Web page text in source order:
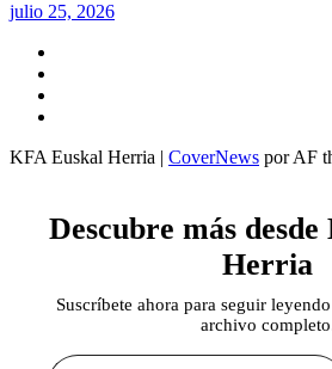
julio 25, 2026
KFA Euskal Herria | CoverNews por AF
Descubre más
Herria
Suscríbete ahora para seguir
archivo
Escribe